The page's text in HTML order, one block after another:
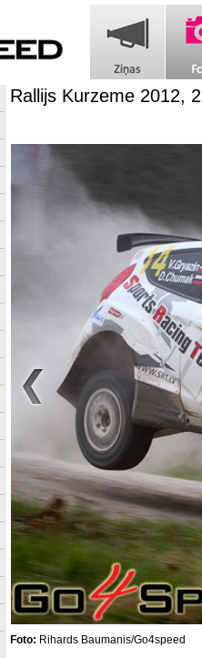
Rallijs Kurzeme 2012,
Foto: Rihards Baumanis/Go4speed